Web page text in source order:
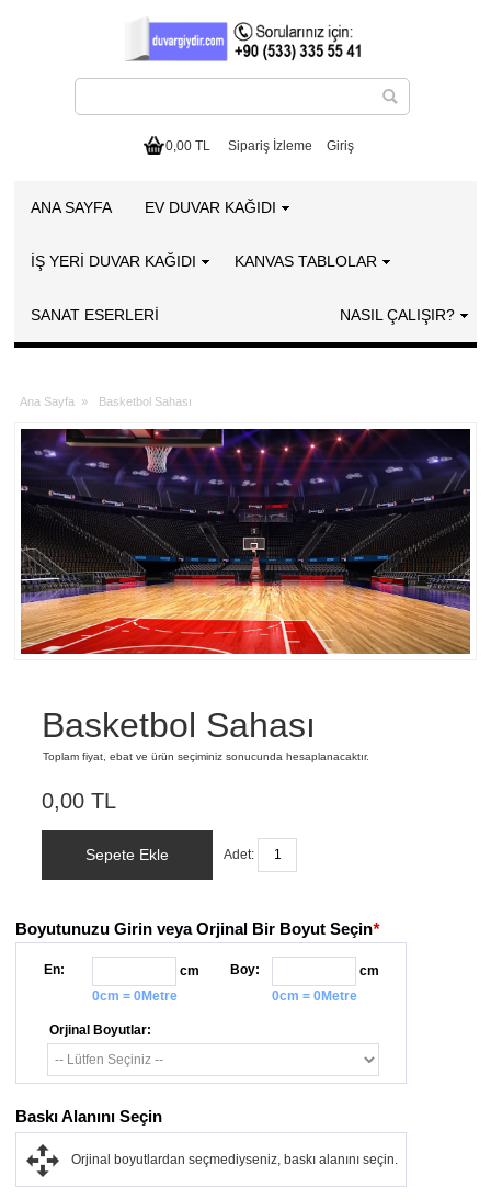
0,00 TL Sipariş İzleme Giriş
ANA SAYFA EV DUVAR KAĞIDI
İŞ YERİ DUVAR KAĞIDI KANVAS TABLOLAR
SANAT ESERLERI NASIL ÇALIŞIR?
Ana Sayfa » Basketbol Sahası
Basketbol Sahası
Toplam fiyat, ebat ve ürün seçiminiz sonucunda hesaplanacaktır.
0,00 TL
Sepete Ekle Adet:
Boyutunuzu Girin veya Orjinal Bir Boyut Seçin*
En:
cm
0cm = 0Metre
Boy:
cm
0cm = 0Metre
Orjinal Boyutlar:
Baskı Alanını Seçin
Orjinal boyutlardan seçmediyseniz, baskı alanını seçin.